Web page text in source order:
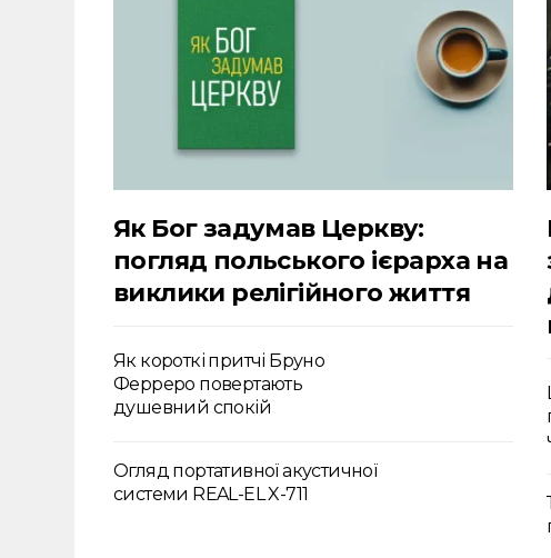
Як Бог задумав Церкву:
погляд польського ієрарха на
виклики релігійного життя
Як короткі притчі Бруно
Ферреро повертають
душевний спокій
Огляд портативної акустичної
системи REAL-EL X-711